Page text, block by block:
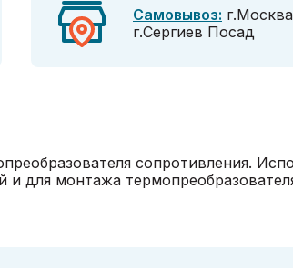
Самовывоз:
г.Сергиев Посад
сопротивления.
и для монтажа